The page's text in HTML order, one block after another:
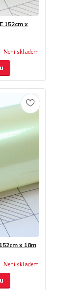
152cm x
Není skladem
x 18m
Není skladem